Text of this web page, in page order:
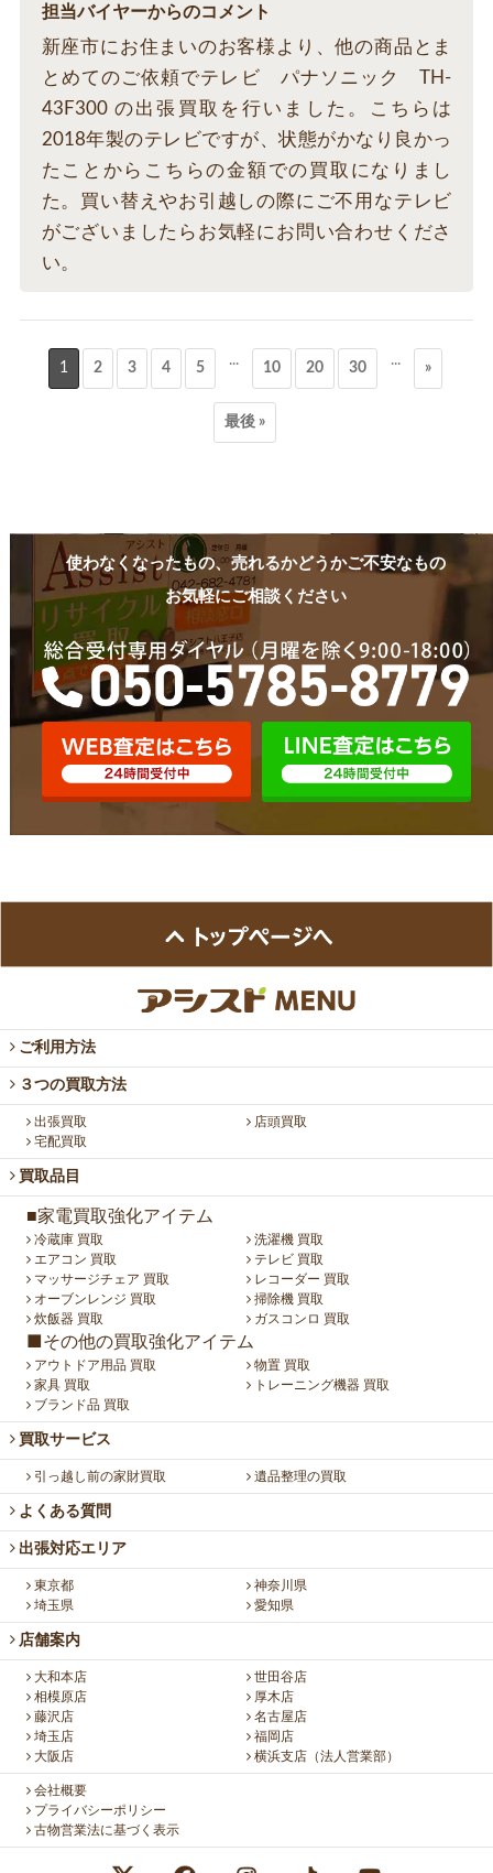
担当バイヤーからのコメント
新座市にお住まいのお客様より、他の商品とま
とめてのご依頼でテレビ パナソニック TH-
43F300 の出張買取を行いました。こちらは
2018年製のテレビですが、状態がかなり良かっ
たことからこちらの金額での買取になりまし
た。買い替えやお引越しの際にご不用なテレビ
がございましたらお気軽にお問い合わせくださ
い。
1 2 3 4 5 ... 10 20 30 ... »
最後 »
使わなくなったもの、売れるかどうかご不安なもの
お気軽にご相談ください
ご利用方法
３つの買取方法
出張買取
店頭買取
宅配買取
買取品目
■家電買取強化アイテム
冷蔵庫 買取
洗濯機 買取
エアコン 買取
テレビ 買取
マッサージチェア 買取
レコーダー 買取
オーブンレンジ 買取
掃除機 買取
炊飯器 買取
ガスコンロ 買取
■その他の買取強化アイテム
アウトドア用品 買取
物置 買取
家具 買取
トレーニング機器 買取
ブランド品 買取
買取サービス
引っ越し前の家財買取 遺品整理の買取
よくある質問
出張対応エリア
東京都
神奈川県
埼玉県
愛知県
店舗案内
大和本店
世田谷店
相模原店
厚木店
藤沢店
名古屋店
埼玉店
福岡店
大阪店
横浜支店（法人営業部）
会社概要
プライバシーポリシー
古物営業法に基づく表示